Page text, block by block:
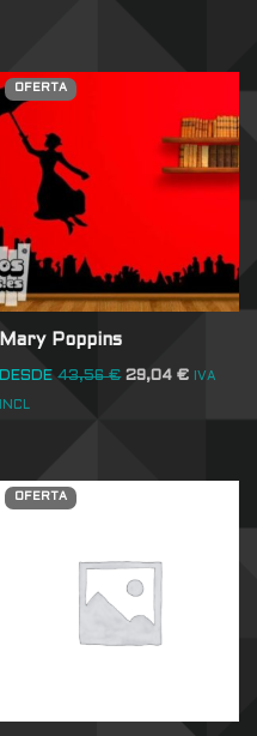
OFERTA
Mary Poppins
DESDE 43,56€ 29,04€ IVA
INCL
OFERTA